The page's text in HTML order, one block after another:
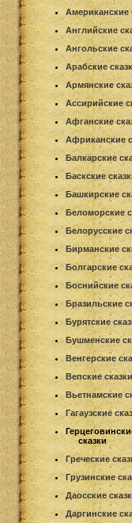
Американские
Английские
Ангольские
Арабские
Армянские
Ассирийские
Афганские
Африканские
Балкарские
Баскские
Башкирские
Беломорские
Белорусские
Бирманские
Болгарские
Боснийские
Бразильские
Бурятские
Бушменские
Венгерские
Вепские сказки
Вьетнамские
Гагаузские
сказки
Греческие
Грузинские
Даосские
Даргинские